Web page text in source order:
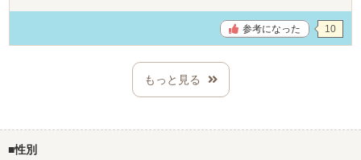
参考になった 10
もっと見る
性別